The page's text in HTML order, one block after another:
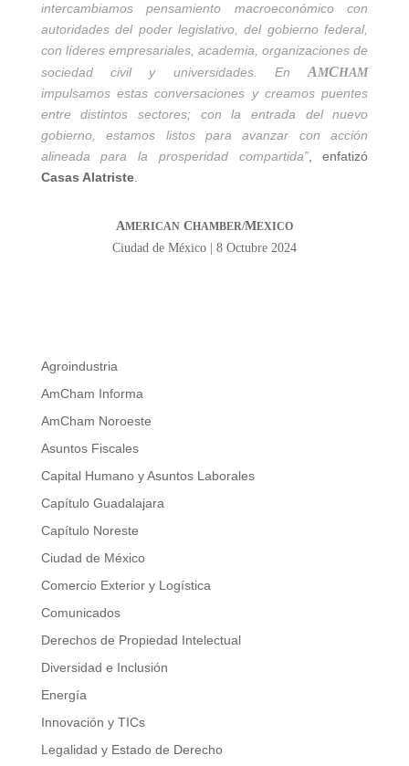
intercambiamos pensamiento macroeconómico con
autoridades del poder legislativo, del gobierno federal,
con líderes empresariales, academia, organizaciones de
sociedad civil y universidades. EnAMCHAM
impulsamos estas conversaciones y creamos puentes
entre distintos sectores; con la entrada del nuevo
gobierno, estamos listos para avanzar con acción
alineada para la prosperidad compartida”, enfatizó
Casas Alatriste.
AMERICANCHAMBER/MEXICO
Ciudad de México | 8 Octubre 2024
Agroindustria
AmCham Informa
AmCham Noroeste
Asuntos Fiscales
Capital Humano y Asuntos Laborales
Capítulo Guadalajara
Capítulo Noreste
Ciudad de México
Comercio Exterior y Logística
Comunicados
Derechos de Propiedad Intelectual
Diversidad e Inclusión
Energía
Innovación y TICs
Legalidad y Estado de Derecho